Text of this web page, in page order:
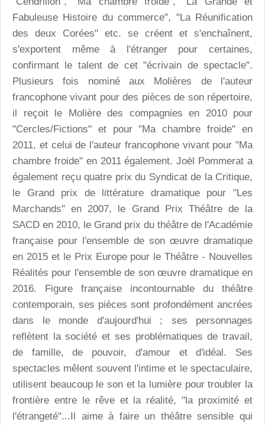
Fabuleuse Histoire du commerce", "La Réunification
des deux Corées" etc. se créent et s'enchaînent,
s'exportent même à l'étranger pour certaines,
confirmant le talent de cet "écrivain de spectacle".
Plusieurs fois nominé aux Molières de l'auteur
francophone vivant pour des pièces de son répertoire,
il reçoit le Molière des compagnies en 2010 pour
"Cercles/Fictions" et pour "Ma chambre froide" en
2011, et celui de l'auteur francophone vivant pour "Ma
chambre froide" en 2011 également. Joël Pommerat a
également reçu quatre prix du Syndicat de la Critique,
le Grand prix de littérature dramatique pour "Les
Marchands" en 2007, le Grand Prix Théâtre de la
SACD en 2010, le Grand prix du théâtre de l'Académie
française pour l'ensemble de son œuvre dramatique
en 2015 et le Prix Europe pour le Théâtre - Nouvelles
Réalités pour l'ensemble de son œuvre dramatique en
2016. Figure française incontournable du théâtre
contemporain, ses pièces sont profondément ancrées
dans le monde d'aujourd'hui ; ses personnages
reflètent la société et ses problématiques de travail,
de famille, de pouvoir, d'amour et d'idéal. Ses
spectacles mêlent souvent l'intime et le spectaculaire,
utilisent beaucoup le son et la lumière pour troubler la
frontière entre le rêve et la réalité, "la proximité et
l'étrangeté"...Il aime à faire un théâtre sensible qui